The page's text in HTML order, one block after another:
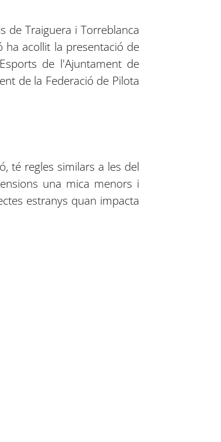
de Traiguera i Torreblanca
ha acollit la presentació de
de l'Ajuntament de
de la Federació de Pilota
té regles similars a les del
una mica menors i
estranys quan impacta